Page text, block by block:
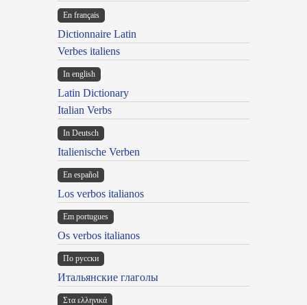
En français
Dictionnaire Latin
Verbes italiens
In english
Latin Dictionary
Italian Verbs
In Deutsch
Italienische Verben
En español
Los verbos italianos
Em portugues
Os verbos italianos
По русски
Итальянские глаголы
Στα ελληνικά